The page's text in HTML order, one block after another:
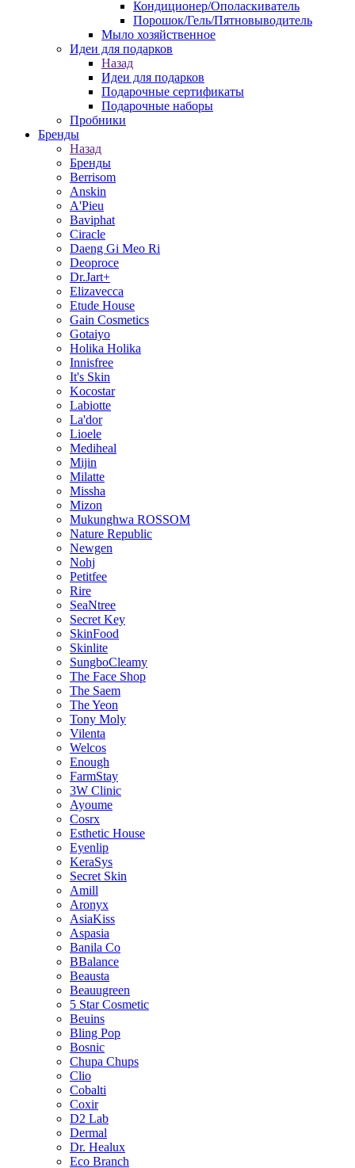
Кондиционер/Ополаскиватель
Порошок/Гель/Пятновыводитель
Мыло хозяйственное
Идеи для подарков
Назад
Идеи для подарков
Подарочные сертификаты
Подарочные наборы
Пробники
Бренды
Назад
Бренды
Berrisom
Anskin
A'Pieu
Baviphat
Ciracle
Daeng Gi Meo Ri
Deoproce
Dr.Jart+
Elizavecca
Etude House
Gain Cosmetics
Gotaiyo
Holika Holika
Innisfree
It's Skin
Kocostar
Labiotte
La'dor
Lioele
Mediheal
Mijin
Milatte
Missha
Mizon
Mukunghwa ROSSOM
Nature Republic
Newgen
Nohj
Petitfee
Rire
SeaNtree
Secret Key
SkinFood
Skinlite
SungboCleamy
The Face Shop
The Saem
The Yeon
Tony Moly
Vilenta
Welcos
Enough
FarmStay
3W Clinic
Ayoume
Cosrx
Esthetic House
Eyenlip
KeraSys
Secret Skin
Amill
Aronyx
AsiaKiss
Aspasia
Banila Co
BBalance
Beausta
Beauugreen
5 Star Cosmetic
Beuins
Bling Pop
Bosnic
Chupa Chups
Clio
Cobalti
Coxir
D2 Lab
Dermal
Dr. Healux
Eco Branch